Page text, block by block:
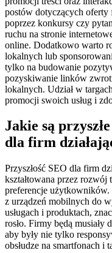
postów dotyczących
poprzez konkursy czy
ruchu na stronie
online. Dodatkowo warto
lokalnych lub
tylko na budowanie
pozyskiwanie linków
lokalnych. Udział w
promocji swoich usług i
Jakie są
dla firm
Przyszłość SEO dla firm
kształtowana przez rozwój
preferencje użytkowników.
z urządzeń mobilnych do
usługach i produktach,
rosło. Firmy będą musiały
aby były nie tylko
obsłudze na smartfonach i